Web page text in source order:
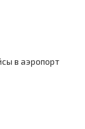
в аэропорт